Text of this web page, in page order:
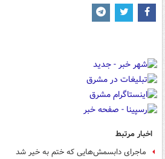
اخبار مرتبط
ماجرای دابسمش‌هایی که ختم به خیر شد